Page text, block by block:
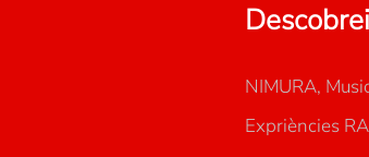
NIMURA,
Expriències